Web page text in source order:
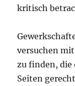
kritisch
versuchen
zu finden, die
Seiten